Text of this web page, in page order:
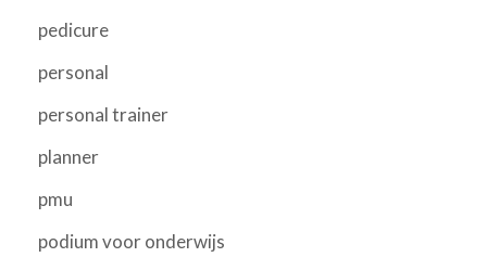
pedicure
personal
personal trainer
planner
pmu
podium voor onderwijs